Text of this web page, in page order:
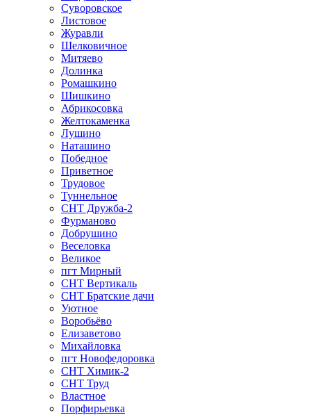
Суворовское
Листовое
Журавли
Шелковичное
Митяево
Долинка
Ромашкино
Шишкино
Абрикосовка
Желтокаменка
Лушино
Наташино
Победное
Приветное
Трудовое
Туннельное
СНТ Дружба-2
Фурманово
Добрушино
Веселовка
Великое
пгт Мирный
СНТ Вертикаль
СНТ Братские дачи
Уютное
Воробьёво
Елизаветово
Михайловка
пгт Новофедоровка
СНТ Химик-2
СНТ Труд
Властное
Порфирьевка